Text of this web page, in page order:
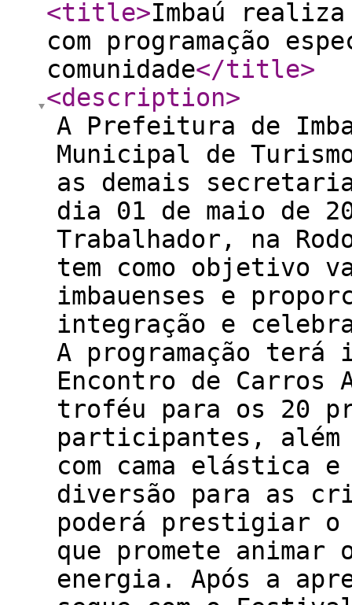
<title>Imbaú
com programação
comunidade</title>
<description>
A Prefeitura de
Municipal de
as demais
dia 01 de maio de
Trabalhador, na
tem como objetivo
imbauenses e
integração e
A programação
Encontro de Carros
troféu para os 20
participantes, além
com cama elástica
diversão para as
poderá prestigiar o
que promete animar
energia. Após a